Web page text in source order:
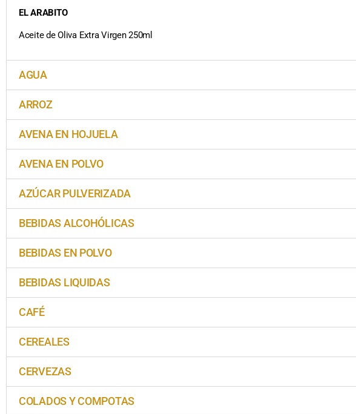
EL ARABITO
Aceite de Oliva Extra Virgen 250ml
AGUA
ARROZ
AVENA EN HOJUELA
AVENA EN POLVO
AZÚCAR PULVERIZADA
BEBIDAS ALCOHÓLICAS
BEBIDAS EN POLVO
BEBIDAS LIQUIDAS
CAFÉ
CEREALES
CERVEZAS
COLADOS Y COMPOTAS